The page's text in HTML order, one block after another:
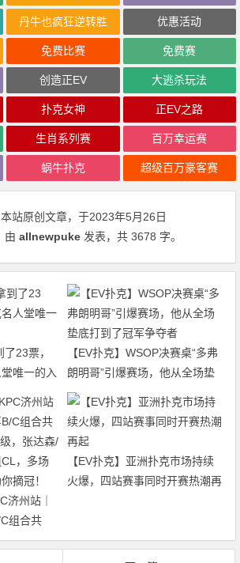
丹牛也疯狂逆转胜 优惠活动
免费比赛 免费赛
创造正EV 大逃杀玩法
扑克女神 正EV之路
生肖系列赛 百万幸运赛
蜗牛扑克 超级百万豪客赛
本站原创文章，于2023年5月26日
由allnewpuke 发表，共 3678 字。
了23票，
唯一的入
【EV扑克】WSOP决赛桌“多弗
朗明哥”引爆赛场，他从全场垫
底打到了冠军争夺者
济州站｜
组合共
，张达森/
，多场
【EV扑克】亚洲扑克市场持续
火爆，四站赛事同时开赛热潮再